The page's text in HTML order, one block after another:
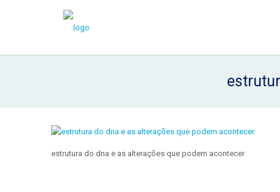
estrutura do dna e as alterações que podem acontecer